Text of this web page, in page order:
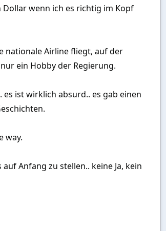
wenn ich es richtig im Kopf
nationale Airline fliegt, auf der
ein Hobby der Regierung.
ist wirklich absurd.. es gab einen
way.
Anfang zu stellen.. keine Ja, kein